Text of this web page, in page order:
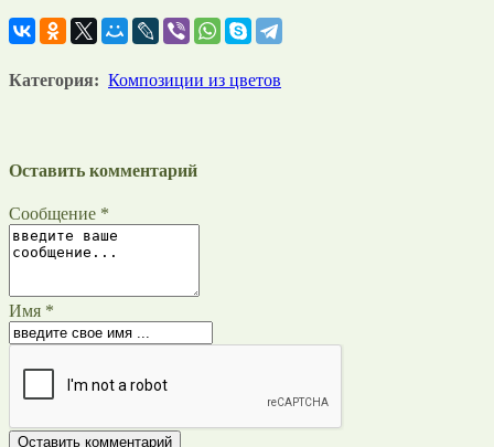
Категория: Композиции из цветов
Оставить комментарий
Сообщение *
Имя *